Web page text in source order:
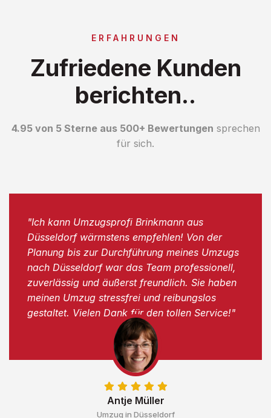
ERFAHRUNGEN
Zufriedene Kunden
berichten..
4.95 von 5 Sterne aus 500+ Bewertungen sprechen
für sich.
Antje Müller
Umzug in Düsseldorf
"Ich kann Umzugsprofi Brinkmann aus
Düsseldorf wärmstens empfehlen! Von der
Planung bis zur Durchführung meines Umzugs
nach Düsseldorf war das Team professionell,
zuverlässig und äußerst freundlich. Sie haben
meinen Umzug stressfrei und reibungslos
gestaltet. Vielen Dank für den tollen Service!"